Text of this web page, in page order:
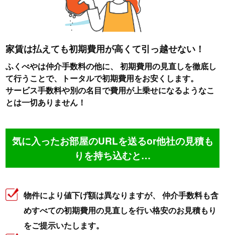
家賃は払えても初期費用が高くて引っ越せない！
ふくべやは仲介手数料の他に、
初期費用の見直しを徹底し
て行うことで、トータルで初期費用をお安くします。
サービス手数料や別の名目で費用が上乗せになるようなこ
とは一切ありません！
気に入ったお部屋のURLを送るor他社の見積も
りを持ち込むと…
物件により値下げ額は異なりますが、 仲介手数料も含
めすべての初期費用の見直しを行い格安のお見積もり
をご提示いたします。